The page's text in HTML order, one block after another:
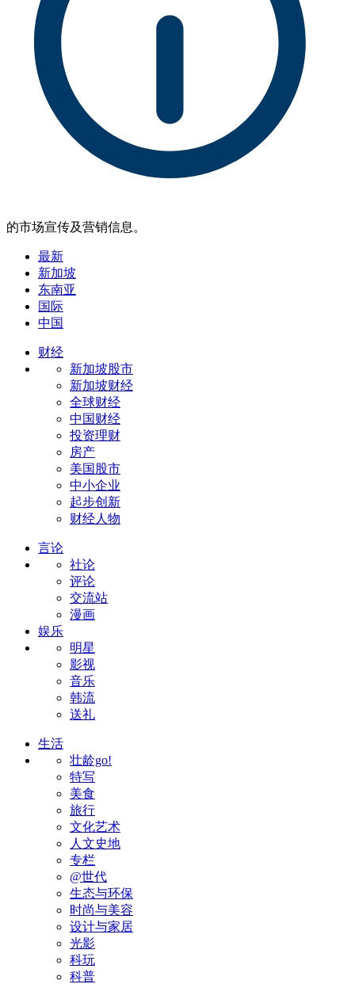
的市场宣传及营销信息。
最新
新加坡
东南亚
国际
中国
财经
新加坡股市
新加坡财经
全球财经
中国财经
投资理财
房产
美国股市
中小企业
起步创新
财经人物
言论
社论
评论
交流站
漫画
娱乐
明星
影视
音乐
韩流
送礼
生活
壮龄go!
特写
美食
旅行
文化艺术
人文史地
专栏
@世代
生态与环保
时尚与美容
设计与家居
光影
科玩
科普